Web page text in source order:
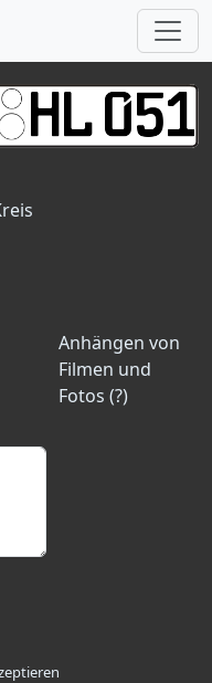
Anhängen von
Filmen und
Fotos (?)